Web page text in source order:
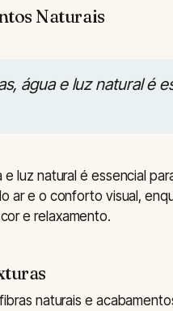
Naturais
água e luz natural é
luz natural é essencial
ar e o conforto visual,
e relaxamento.
naturais e